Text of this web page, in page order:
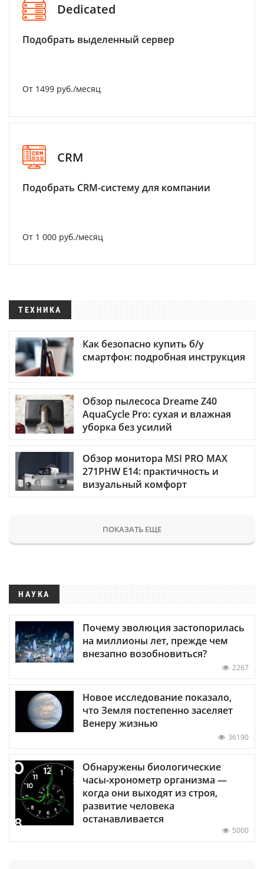
Dedicated
Подобрать выделенный сервер
От 1499 руб./месяц
CRM
Подобрать CRM-систему для компании
От 1 000 руб./месяц
ТЕХНИКА
Как безопасно купить б/у
смартфон: подробная инструкция
Обзор пылесоса Dreame Z40
AquaCycle Pro: сухая и влажная
уборка без усилий
Обзор монитора MSI PRO MAX
271PHW E14: практичность и
визуальный комфорт
ПОКАЗАТЬ ЕЩЕ
НАУКА
Почему эволюция застопорилась
на миллионы лет, прежде чем
внезапно возобновиться?
2267
Новое исследование показало,
что Земля постепенно заселяет
Венеру жизнью
36190
Обнаружены биологические
часы-хронометр организма —
когда они выходят из строя,
развитие человека
останавливается
5000